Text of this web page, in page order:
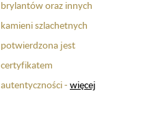
brylantów oraz innych
kamieni szlachetnych
potwierdzona jest
certyfikatem
autentyczności - więcej